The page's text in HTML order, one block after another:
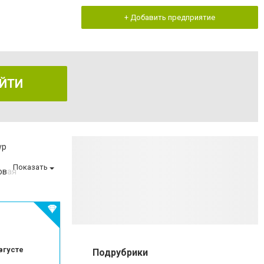
+ Добавить предприятие
Показать
Подрубрики